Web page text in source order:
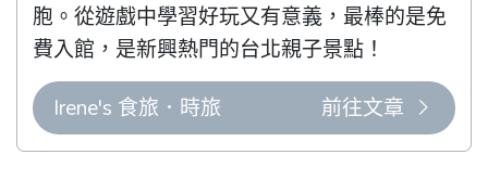
胞。從遊戲中學習好玩又有意義，最棒的是免
費入館，是新興熱門的台北親子景點！
Irene's 食旅．時旅 前往文章